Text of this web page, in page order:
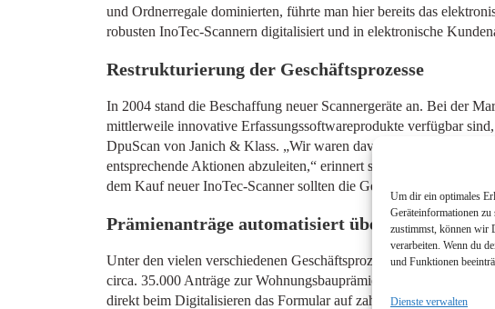
Um dir ein optimales
Geräteinformationen zu
zustimmst, können wir
verarbeiten. Wenn du
und Funktionen
Dienste verwalten
und Ordnerregale dominierten, führte man hier bereits das
robusten InoTec-Scannern digitalisiert und in elektronische
Restrukturierung der Geschäftsprozesse
In 2004 stand die Beschaffung neuer Scannergeräte an. Bei der
mittlerweile innovative Erfassungssoftwareprodukte verfügbar
DpuScan von Janich & Klass. „Wir waren davon begeistert, dass
entsprechende Aktionen abzuleiten,“ erinnert sich Dr. Rüdiger
dem Kauf neuer InoTec-Scanner sollten die Geschäftsprozesse
Prämienanträge automatisiert überprüfen
Unter den vielen verschiedenen Geschäftsprozessen wählte man
circa. 35.000 Anträge zur Wohnungsbauprämie. Um diese
direkt beim Digitalisieren das Formular auf zahlreiche